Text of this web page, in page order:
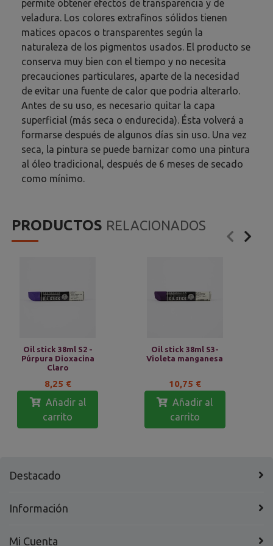
permite obtener efectos de transparencia y de
veladura. Los colores extrafinos sólidos tienen
matices opacos o transparentes según la
naturaleza de los pigmentos usados. El producto se
conserva muy bien con el tiempo y no necesita
precauciones particulares, aparte de la necesidad
de evitar una fuente de calor que podria alterarlo.
Antes de su uso, es necesario quitar la capa
superficial (más seca o endurecida). Ésta volverá a
formarse después de algunos días sin uso. Una vez
seca, la pintura se puede barnizar como una pintura
al óleo tradicional, después de 6 meses de secado
como mínimo.
PRODUCTOS RELACIONADOS
Oil stick 38ml S2 -
Púrpura Dioxacina
Claro
8,25 €
Añadir al
carrito
Oil stick 38ml S3-
Violeta manganesa
10,75 €
Añadir al
carrito
Destacado
Información
Mi Cuenta